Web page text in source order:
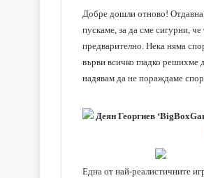
Добре дошли отново! Отдавна
пускаме, за да сме сигурни,
предварително. Нека няма
върви всичко гладко решихме
надявам да не пораждаме
Деян Георгиев
Една от най-реалистичните